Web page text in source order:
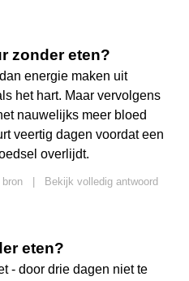
zonder eten?
energie maken uit
het hart. Maar vervolgens
nauwelijks meer bloed
veertig dagen voordat een
overlijdt.
Bekijk volledig antwoord
eten?
- door drie dagen niet te